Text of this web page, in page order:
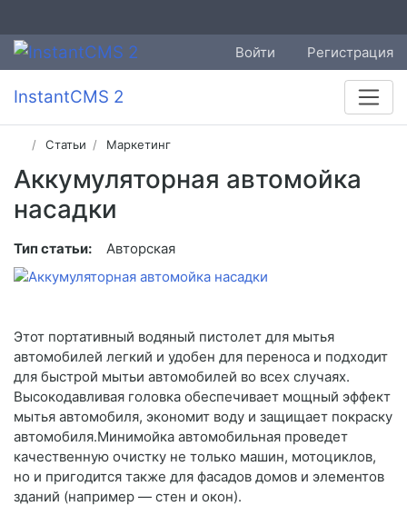
Войти Регистрация
InstantCMS 2
Статьи Маркетинг
Аккумуляторная автомойка
насадки
Тип статьи: Авторская
Этот портативный водяный пистолет для мытья
автомобилей легкий и удобен для переноса и подходит
для быстрой мытьи автомобилей во всех случаях.
Высокодавливая головка обеспечивает мощный эффект
мытья автомобиля, экономит воду и защищает покраску
автомобиля.Минимойка автомобильная проведет
качественную очистку не только машин, мотоциклов,
но и пригодится также для фасадов домов и элементов
зданий (например — стен и окон).